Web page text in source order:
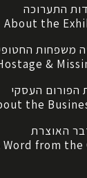
התערוכה
About the
משפחות
&
הפורום העסקי
the
האוצרת
Word from